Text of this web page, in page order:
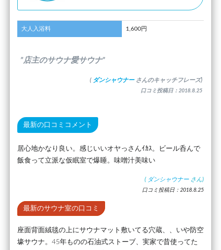
大人入浴料 1,600円
”店主のサウナ愛サウナ”
( ダンシャウナー さんのキャッチフレーズ)
口コミ投稿日：2018.8.25
最新の口コミコメント
居心地かなり良い。感じいいオヤっさんｲｶｽ。ビール呑んで
飯食って立派な仮眠室で爆睡。味噌汁美味い
( ダンシャウナー さん)
口コミ投稿日：2018.8.25
最新のサウナ室の口コミ
座面背面絨毯の上にサウナマット敷いてる穴蔵、、いや防空
壕サウナ。45年ものの石油式ストーブ、実家で昔使ってた